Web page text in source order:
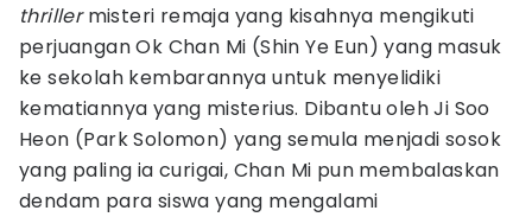
thrillermisteri remaja yang kisahnya mengikuti
perjuangan Ok Chan Mi (Shin Ye Eun) yang masuk
ke sekolah kembarannya untuk menyelidiki
kematiannya yang misterius. Dibantu oleh Ji Soo
Heon (Park Solomon) yang semula menjadi sosok
yang paling ia curigai, Chan Mi pun membalaskan
dendam para siswa yang mengalami